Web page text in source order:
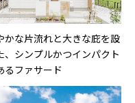
かな片流れと大きな庇を設
、シンプルかつインパクト
るファサード